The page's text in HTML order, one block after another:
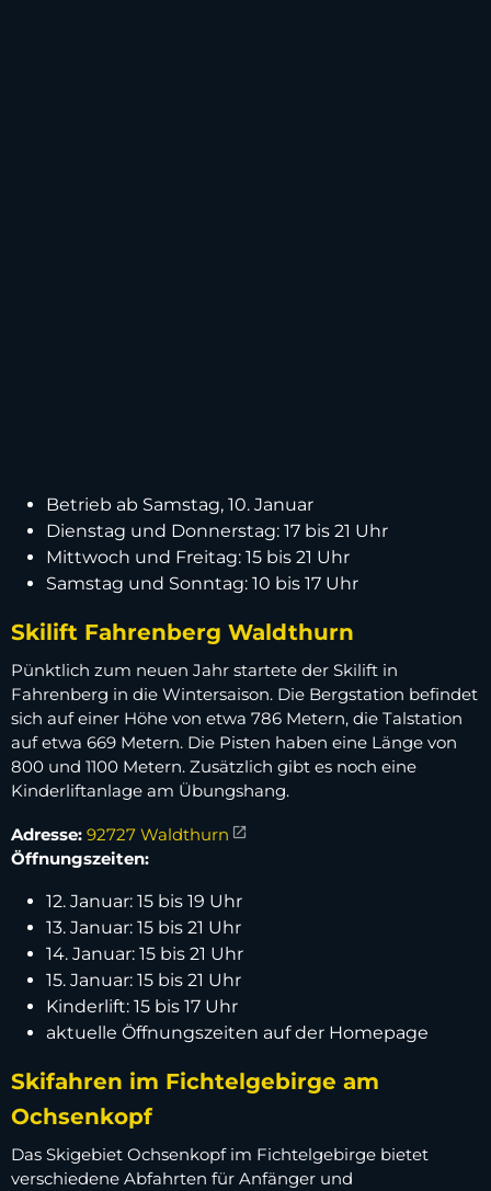
Betrieb ab Samstag, 10. Januar
Dienstag und Donnerstag: 17 bis 21 Uhr
Mittwoch und Freitag: 15 bis 21 Uhr
Samstag und Sonntag: 10 bis 17 Uhr
Skilift Fahrenberg Waldthurn
Pünktlich zum neuen Jahr startete der Skilift in
Fahrenberg in die Wintersaison. Die Bergstation befindet
sich auf einer Höhe von etwa 786 Metern, die Talstation
auf etwa 669 Metern. Die Pisten haben eine Länge von
800 und 1100 Metern. Zusätzlich gibt es noch eine
Kinderliftanlage am Übungshang.
Adresse: 92727 Waldthurn
Öffnungszeiten:
12. Januar: 15 bis 19 Uhr
13. Januar: 15 bis 21 Uhr
14. Januar: 15 bis 21 Uhr
15. Januar: 15 bis 21 Uhr
Kinderlift: 15 bis 17 Uhr
aktuelle Öffnungszeiten auf der Homepage
Skifahren im Fichtelgebirge am
Ochsenkopf
Das Skigebiet Ochsenkopf im Fichtelgebirge bietet
verschiedene Abfahrten für Anfänger und